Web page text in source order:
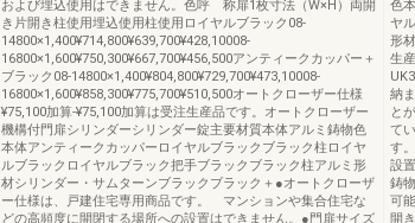
および埋込使用はできません。色呼 称扉1枚寸法（W×H）両開
き片開き柱使用埋込使用柱使用ロイヤルブラック08-
14800×1,400¥714,800¥639,700¥428,10008-
16800×1,600¥750,300¥667,700¥456,500アンティークカッパー＋
ブラック08-14800×1,400¥804,800¥729,700¥473,10008-
16800×1,600¥858,300¥775,700¥510,500オートクローザー仕様
¥75,100加算-¥75,100加算は受注生産品です。オートクローザー
機構付門扉シリンダーシリンダー錠主要材質本体アルミ鋳物色
本体アンティークカッパーロイヤルブラックブラック柱ロイヤ
ルブラックロイヤルブラック把手ブラックブラック柱アルミ形
材シリンダー・サムターンブラックブラック＋●オートクローザ
ー仕様は、戸建住宅専用商品です。 マンションや集合住宅な
どの高頻度に開閉する場所への設置はできません。●門扉サイズ
色
ヤ
形
生
納
と
て
す
設
鋳
可
開